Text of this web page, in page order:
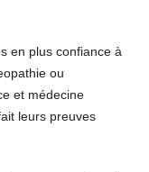
en plus confiance à
ou
et médecine
leurs preuves